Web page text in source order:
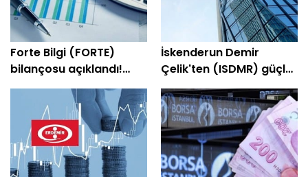
Forte Bilgi (FORTE)
bilançosu açıklandı!
Şirket yeniden kâra
İskenderun Demir
Çelik'ten (ISDMR) güçlü
bilanço! Net kâr yüzde
203 arttı